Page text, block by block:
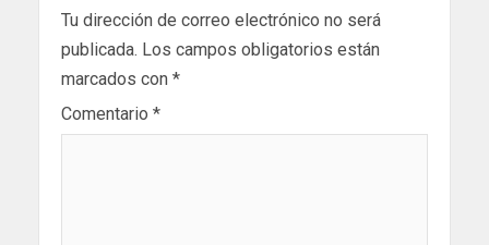
Tu dirección de correo electrónico no será
publicada. Los campos obligatorios están
marcados con *
Comentario *